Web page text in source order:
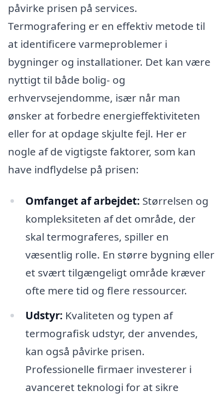
påvirke prisen på services.
Termografering er en effektiv metode til
at identificere varmeproblemer i
bygninger og installationer. Det kan være
nyttigt til både bolig- og
erhvervsejendomme, især når man
ønsker at forbedre energieffektiviteten
eller for at opdage skjulte fejl. Her er
nogle af de vigtigste faktorer, som kan
have indflydelse på prisen:
Omfanget af arbejdet: Størrelsen og
kompleksiteten af det område, der
skal termograferes, spiller en
væsentlig rolle. En større bygning eller
et svært tilgængeligt område kræver
ofte mere tid og flere ressourcer.
Udstyr: Kvaliteten og typen af
termografisk udstyr, der anvendes,
kan også påvirke prisen.
Professionelle firmaer investerer i
avanceret teknologi for at sikre